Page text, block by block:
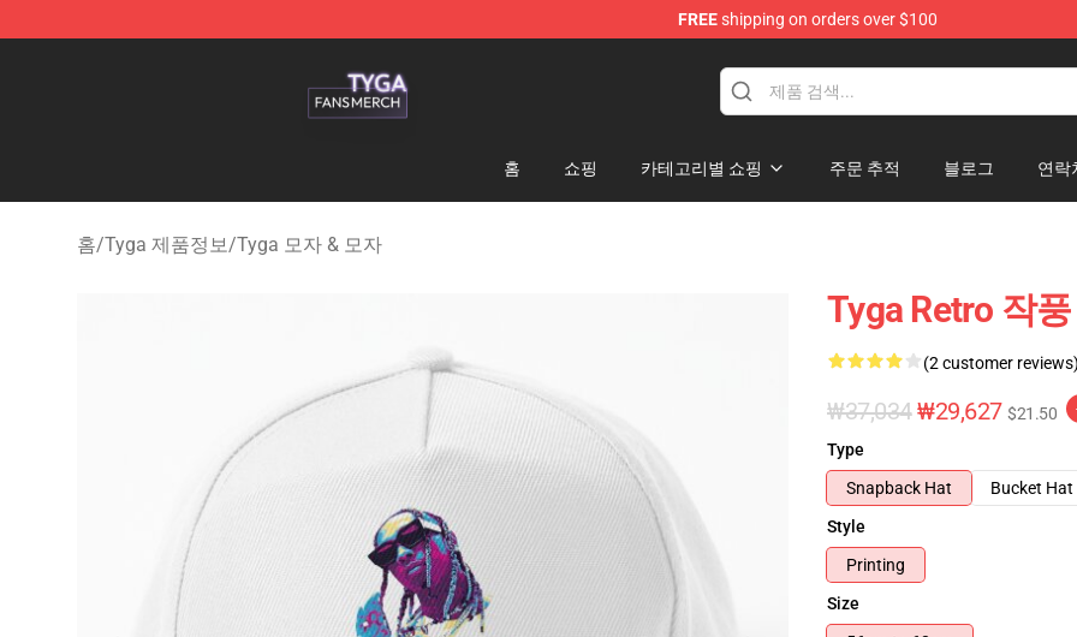
FREEshipping on orders over $100
홈 쇼핑 카테고리별 쇼핑 주문 추적 블로그 연락
홈/Tyga 제품정보/Tyga 모자 & 모자
Tyga Retro 작
(2 customer
₩37,034₩29,627 $21.50
Type
Snapback Hat
Bucket Hat
Style
Printing
Size